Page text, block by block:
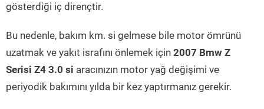
gösterdiği iç dirençtir.
Bu nedenle, bakım km. si gelmese bile motor ömrünü
uzatmak ve yakıt israfını önlemek için 2007 Bmw Z
Serisi Z4 3.0 si aracınızın motor yağ değişimi ve
periyodik bakımını yılda bir kez yaptırmanız gerekir.